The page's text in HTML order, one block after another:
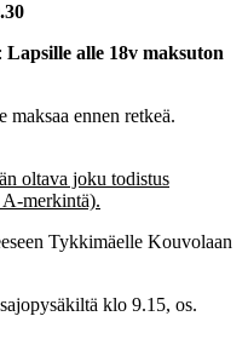
Lapsille alle 18v maksuton
maksaa ennen retkeä.
oltava joku todistus
merkintä).
Tykkimäelle Kouvolaan
klo 9.15, os.